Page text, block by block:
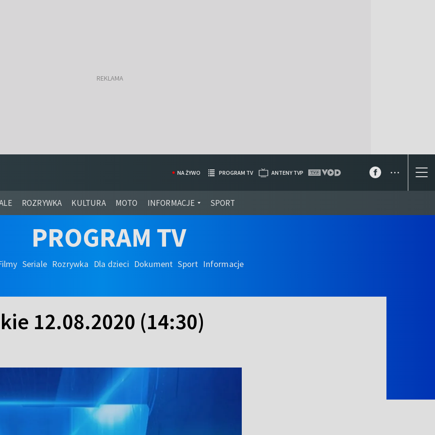
ROZRYWKA KULTURA MOTO INFORMACJE SPORT
NA ŻYWO PROGRAM TV ANTENY TVP ...
PROGRAM TV
Seriale Rozrywka Dla dzieci Dokument Sport Informacje
12.08.2020 (14:30)